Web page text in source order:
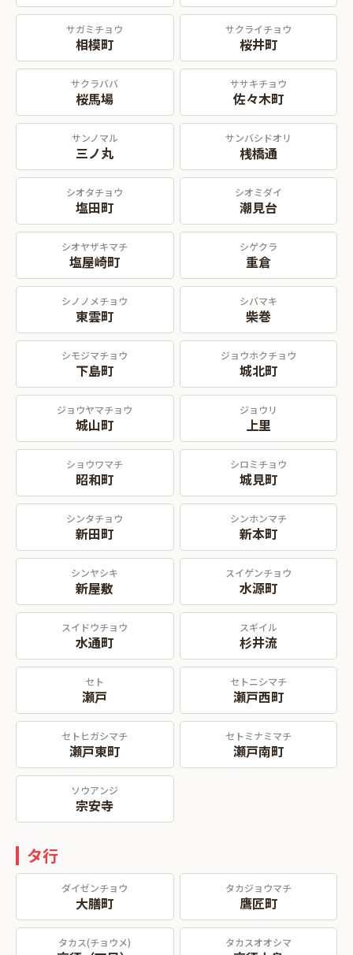
サガミチョウ
相模町
サクライチョウ
桜井町
サクラババ
桜馬場
ササキチョウ
佐々木町
サンノマル
三ノ丸
サンバシドオリ
桟橋通
シオタチョウ
塩田町
シオミダイ
潮見台
シオヤザキマチ
塩屋崎町
シゲクラ
重倉
シノノメチョウ
東雲町
シバマキ
柴巻
シモジマチョウ
下島町
ジョウホクチョウ
城北町
ジョウヤマチョウ
城山町
ジョウリ
上里
ショウワマチ
昭和町
シロミチョウ
城見町
シンタチョウ
新田町
シンホンマチ
新本町
シンヤシキ
新屋敷
スイゲンチョウ
水源町
スイドウチョウ
水通町
スギイル
杉井流
セト
瀬戸
セトニシマチ
瀬戸西町
セトヒガシマチ
瀬戸東町
セトミナミマチ
瀬戸南町
ソウアンジ
宗安寺
タ行
ダイゼンチョウ
大膳町
タカジョウマチ
鷹匠町
タカス(チョウメ) タカスオオシマ